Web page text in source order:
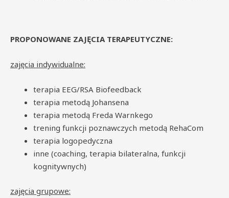
PROPONOWANE ZAJĘCIA TERAPEUTYCZNE:
zajęcia indywidualne:
terapia EEG/RSA Biofeedback
terapia metodą Johansena
terapia metodą Freda Warnkego
trening funkcji poznawczych metodą RehaCom
terapia logopedyczna
inne (coaching, terapia bilateralna, funkcji
kognitywnych)
zajęcia grupowe: